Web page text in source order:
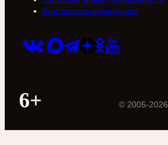
Контактная информация
6+ © 2005-2026